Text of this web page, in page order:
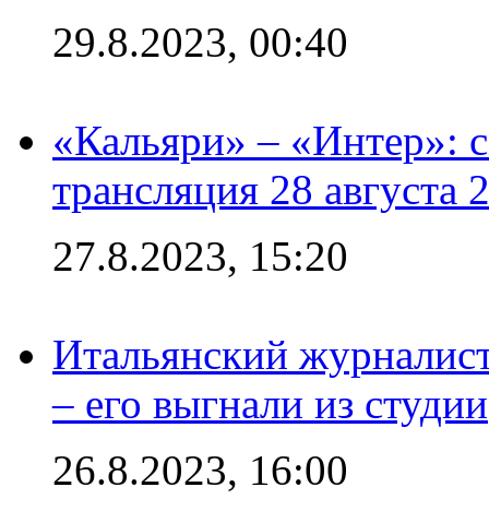
29.8.2023, 00:40
«Кальяри» – «Интер»:
трансляция 28 августа
27.8.2023, 15:20
Итальянский
– его выгнали из студии
26.8.2023, 16:00